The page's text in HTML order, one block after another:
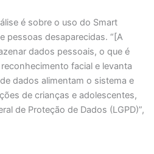
é sobre o uso do Smart
pessoas desaparecidas. “[A
dados pessoais, o que é
facial e levanta
dados alimentam o sistema e
de crianças e adolescentes,
de Proteção de Dados (LGPD)”,